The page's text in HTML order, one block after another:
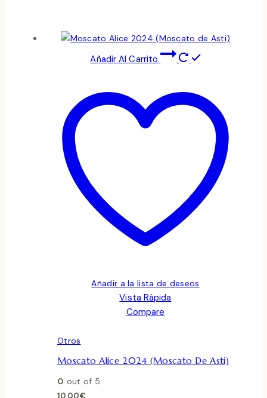
Añadir Al Carrito
Añadir a la lista de deseos
Vista Rápida
Compare
Otros
Moscato Alice 2024 (Moscato De Asti)
0 out of 5